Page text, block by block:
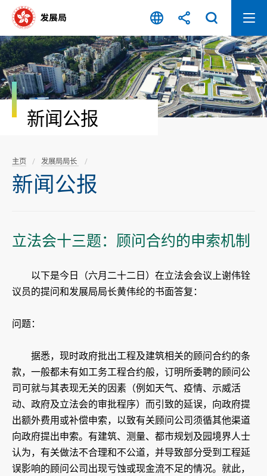
容
开
始
新闻公报
主页 发展局局长
新闻公报
立法会十三题：顾问合约的申索机制
以下是今日（六月二十二日）在立法会会议上谢伟铨
议员的提问和发展局局长黄伟纶的书面答复：
问题：
据悉，现时政府批出工程及建筑相关的顾问合约的条
款，一般都未有如工务工程合约般，订明所委聘的顾问公
司可就与其表现无关的因素（例如天气、疫情、示威活
动、政府及立法会的审批程序）而引致的延误，向政府提
出额外费用或补偿申索，以致有关顾问公司须循其他渠道
向政府提出申索。有建筑、测量、都市规划及园境界人士
认为，有关做法不合理和不公道，并导致部分受到工程延
误影响的顾问公司出现亏蚀或现金流不足的情况。就此，